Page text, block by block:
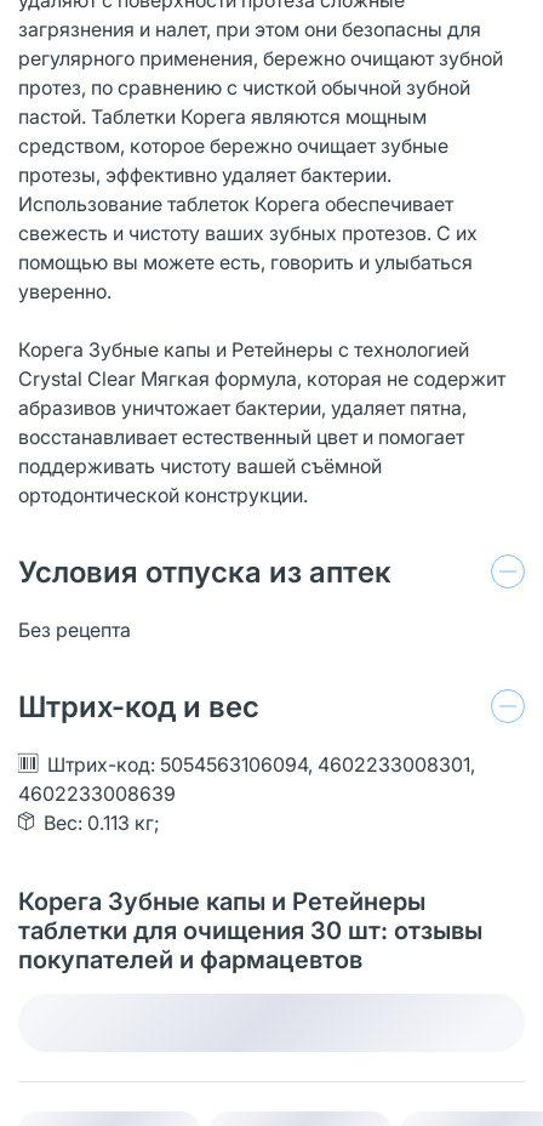
загрязнения и налет, при этом они безопасны для
регулярного применения, бережно очищают зубной
протез, по сравнению с чисткой обычной зубной
пастой. Таблетки Корега являются мощным
средством, которое бережно очищает зубные
протезы, эффективно удаляет бактерии.
Использование таблеток Корега обеспечивает
свежесть и чистоту ваших зубных протезов. С их
помощью вы можете есть, говорить и улыбаться
уверенно.
Корега Зубные капы и Ретейнеры с технологией
Crystal Clear Мягкая формула, которая не содержит
абразивов уничтожает бактерии, удаляет пятна,
восстанавливает естественный цвет и помогает
поддерживать чистоту вашей съёмной
ортодонтической конструкции.
Условия отпуска из аптек
Без рецепта
Штрих-код и вес
Штрих-код: 5054563106094, 4602233008301,
4602233008639
Вес: 0.113 кг;
Корега Зубные капы и Ретейнеры
таблетки для очищения 30 шт: отзывы
покупателей и фармацевтов